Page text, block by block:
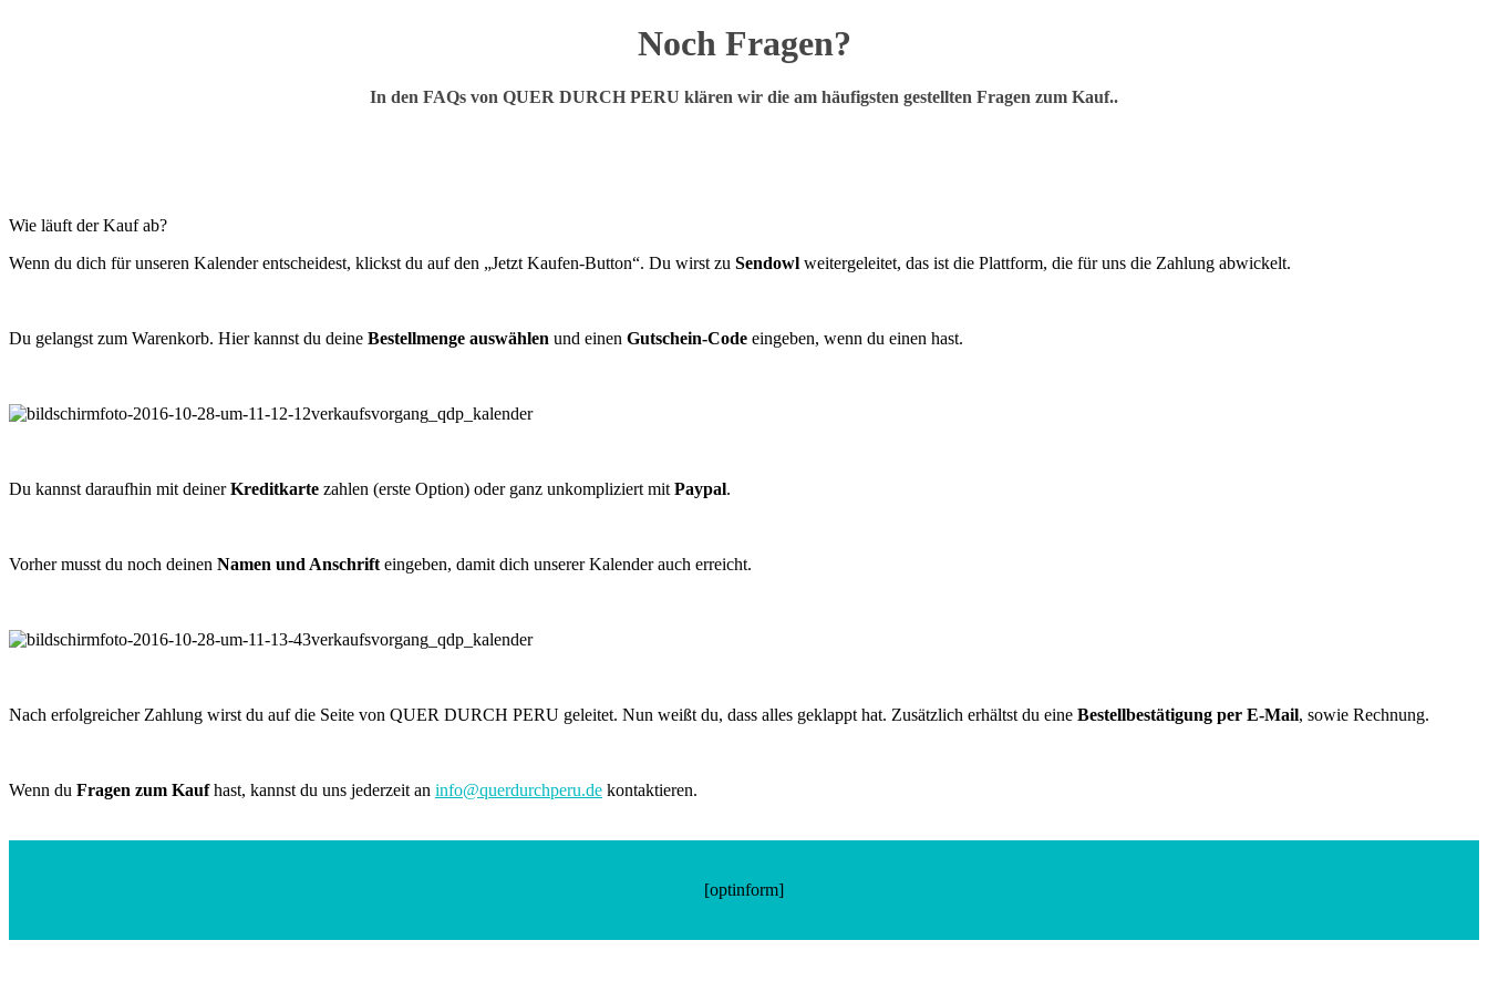
Noch Fragen?
In den FAQs von QUER DURCH PERU klären wir die am häufigsten gestellten Fragen zum Kauf..
Wie läuft der Kauf ab?
Wenn du dich für unseren Kalender entscheidest, klickst du auf den „Jetzt Kaufen-Button“. Du wirst zu Sendowl weitergeleitet, das ist die Plattform, die für uns die Zahlung abwickelt.
Du gelangst zum Warenkorb. Hier kannst du deine Bestellmenge auswählen und einen Gutschein-Code eingeben, wenn du einen hast.
Du kannst daraufhin mit deinerKreditkarte zahlen (erste Option) oder ganz unkompliziert mit Paypal.
Vorher musst du noch deinen Namen und Anschrift eingeben, damit dich unserer Kalender auch erreicht.
Nach erfolgreicher Zahlung wirst du auf die Seite von QUER DURCH PERU geleitet. Nun weißt du, dass alles geklappt hat. Zusätzlich erhältst du eine Bestellbestätigung per E-Mail, sowie Rechnung.
Wenn du Fragen zum Kaufhast, kannst du uns jederzeit an info@querdurchperu.de kontaktieren.
[optinform]